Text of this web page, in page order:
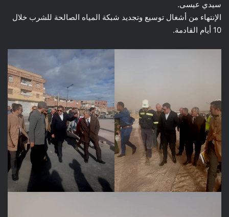
سيدي عيسى.
الإنتهاء من أشغال توسيع وتجديد شبكة المياه الصالحة للشرب خلال
10 أيام القادمة.